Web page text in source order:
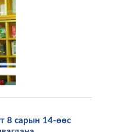
8 сарын 14-өөс